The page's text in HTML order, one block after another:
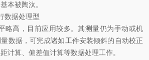
本被陶汰。
据处理型
高，目前应用较多。其测量仍为手动或机
数据，可完成诸如工件安装倾斜的自动校正
计算、偏差值计算等数据处理工作。